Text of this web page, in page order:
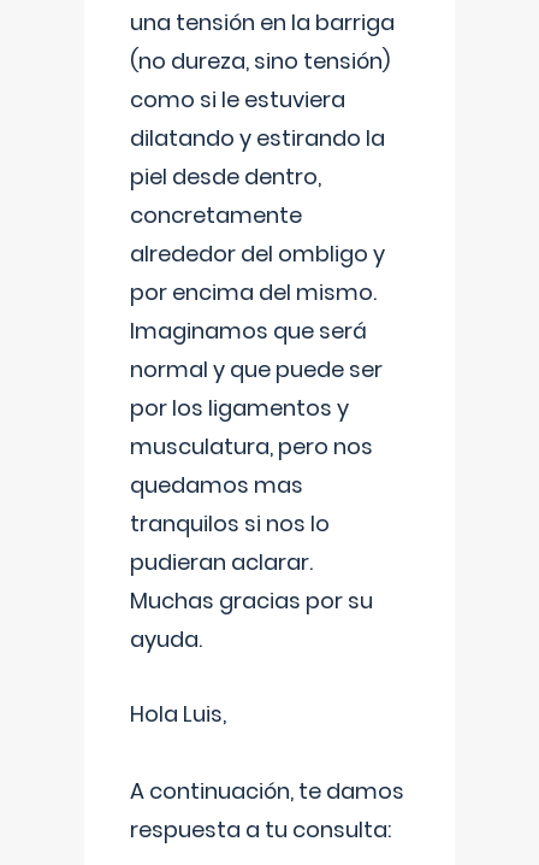
una tensión en la barriga
(no dureza, sino tensión)
como si le estuviera
dilatando y estirando la
piel desde dentro,
concretamente
alrededor del ombligo y
por encima del mismo.
Imaginamos que será
normal y que puede ser
por los ligamentos y
musculatura, pero nos
quedamos mas
tranquilos si nos lo
pudieran aclarar.
Muchas gracias por su
ayuda.
Hola Luis,
A continuación, te damos
respuesta a tu consulta: